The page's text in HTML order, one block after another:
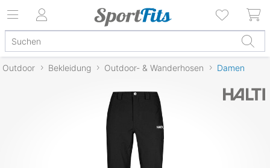
Outdoor Bekleidung Outdoor- & Wanderhosen Damen